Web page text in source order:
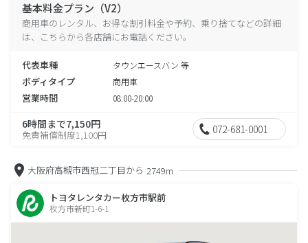
基本料金プラン（V2）
商用車のレンタル、お得な割引料金や予約、乗り捨てなどの詳細
は、こちらから各店舗にお電話ください。
代表車種 タウンエースバン 等
ボディタイプ 商用車
営業時間 08:00-20:00
6時間まで7,150円
免責補償制度1,100円 072-681-0001
大阪府高槻市西冠二丁目から 2749m
トヨタレンタカー枚方市駅前
枚方市新町1-6-1